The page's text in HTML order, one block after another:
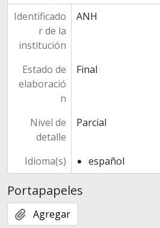
Identificado
r de la
institución
ANH
Estado de
elaboració
n
Final
Nivel de
detalle
Parcial
Idioma(s) español
Portapapeles
Agregar